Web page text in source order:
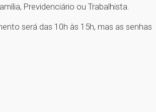
Previdenciário ou Trabalhista.
será das 10h às 15h, mas as senhas